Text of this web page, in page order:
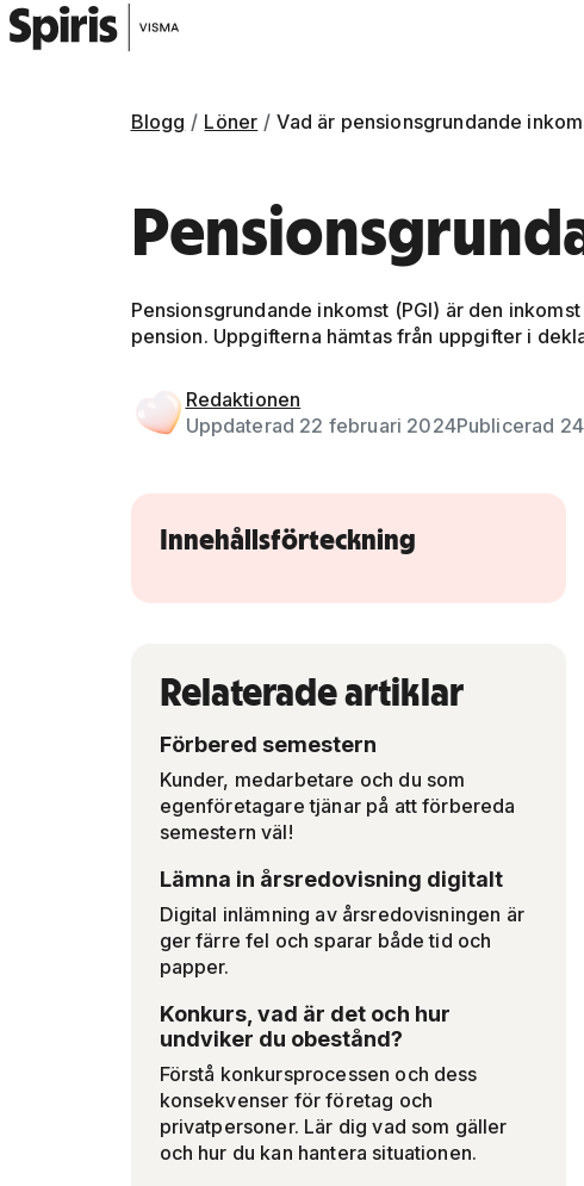
Blogg Löner Vad är pensionsgrundande
Pensionsgrundande inkomst (PGI) är den
pension. Uppgifterna hämtas från uppgifter i
Redaktionen
Uppdaterad 22 februari 2024Publicerad
Gå vidare till artikelns
Innehållsförteckning
Relaterade artiklar
Förbered semestern
Kunder, medarbetare och du som
egenföretagare tjänar på att förbereda
semestern väl!
Lämna in årsredovisning digitalt
Digital inlämning av årsredovisningen är
ger färre fel och sparar både tid och
papper.
Konkurs, vad är det och hur
undviker du obestånd?
Förstå konkursprocessen och dess
konsekvenser för företag och
privatpersoner. Lär dig vad som gäller
och hur du kan hantera situationen.